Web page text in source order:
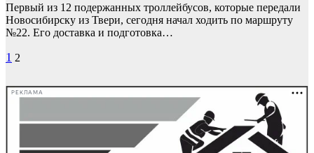
Первый из 12 подержанных троллейбусов, которые передали
Новосибирску из Твери, сегодня начал ходить по маршруту
№22. Его доставка и подготовка…
Пагинация
1 2
РЕКЛАМА